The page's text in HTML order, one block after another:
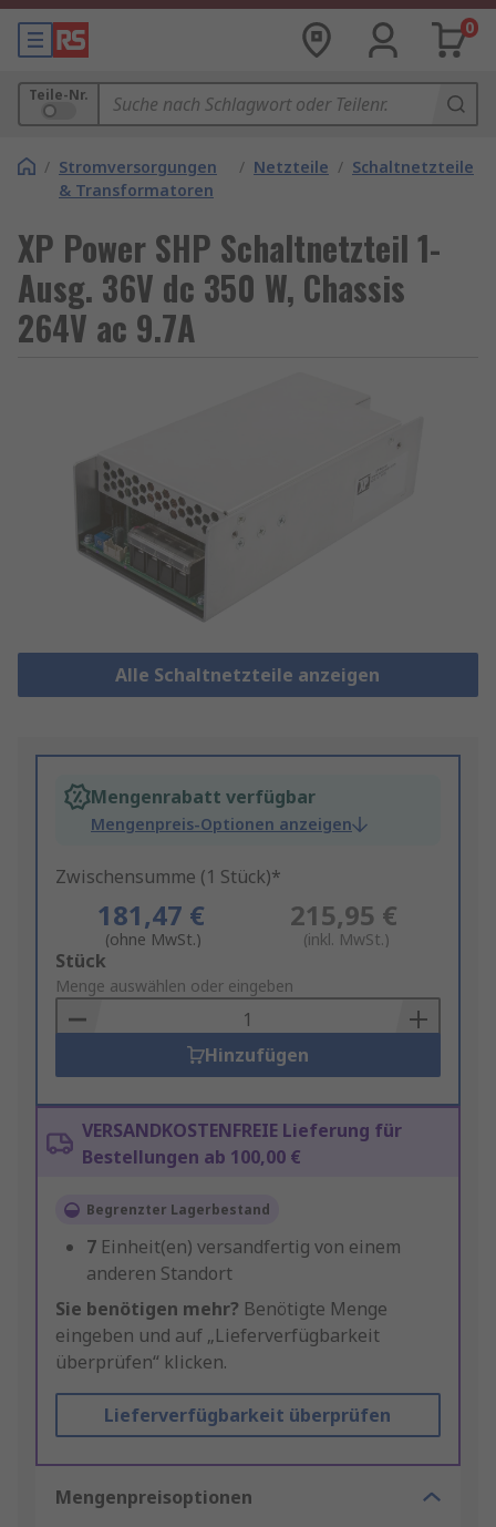
0
Teile-Nr.
/ Stromversorgungen
& Transformatoren
/ Netzteile / Schaltnetzteile
XP Power SHP Schaltnetzteil 1-
Ausg. 36V dc 350 W, Chassis
264V ac 9.7A
Alle Schaltnetzteile anzeigen
Mengenrabatt verfügbar
Mengenpreis-Optionen anzeigen
Zwischensumme (1 Stück)*
181,47 €
(ohne MwSt.)
215,95 €
(inkl. MwSt.)
Add
to
Basket
Stück
Menge auswählen oder eingeben
Hinzufügen
VERSANDKOSTENFREIE Lieferung für
Bestellungen ab 100,00 €
Begrenzter Lagerbestand
7 Einheit(en) versandfertig von einem
anderen Standort
Sie benötigen mehr? Benötigte Menge
eingeben und auf „Lieferverfügbarkeit
überprüfen“ klicken.
Lieferverfügbarkeit überprüfen
Mengenpreisoptionen